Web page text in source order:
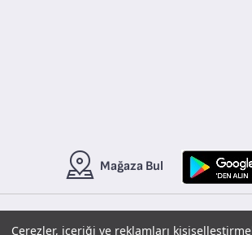
Çerezler, içeriği ve reklamları
Mağaza Bul